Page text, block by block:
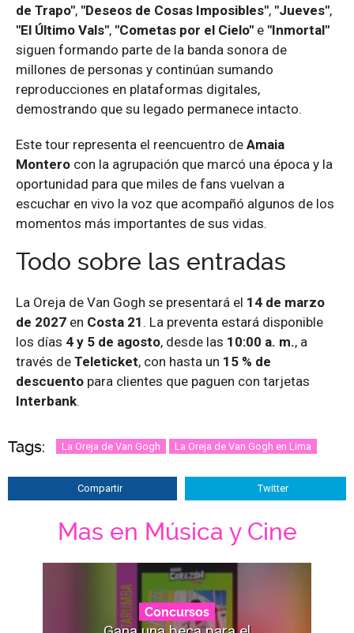
de Trapo", "Deseos de Cosas Imposibles", "Jueves",
"El Último Vals", "Cometas por el Cielo" e "Inmortal"
siguen formando parte de la banda sonora de
millones de personas y continúan sumando
reproducciones en plataformas digitales,
demostrando que su legado permanece intacto.
Este tour representa el reencuentro de Amaia
Montero con la agrupación que marcó una época y la
oportunidad para que miles de fans vuelvan a
escuchar en vivo la voz que acompañó algunos de los
momentos más importantes de sus vidas.
Todo sobre las entradas
La Oreja de Van Gogh se presentará el 14 de marzo
de 2027 en Costa 21 . La preventa estará disponible
los días 4 y 5 de agosto, desde las 10:00 a. m., a
través de Teleticket, con hasta un 15 % de
descuento para clientes que paguen con tarjetas
Interbank.
Tags: La Oreja de Van Gogh La Oreja de Van Gogh en Lima
Compartir Twitter
Mas en Música y Cine
Concursos